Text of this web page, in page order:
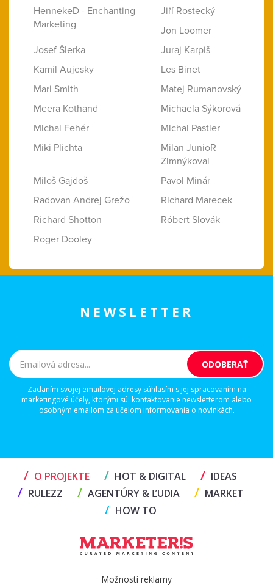
HennekeD - Enchanting
Marketing
Jiří Rostecký
Jon Loomer
Josef Šlerka
Juraj Karpiš
Kamil Aujesky
Les Binet
Mari Smith
Matej Rumanovský
Meera Kothand
Michaela Sýkorová
Michal Fehér
Michal Pastier
Miki Plichta
Milan JunioR
Zimnýkoval
Miloš Gajdoš
Pavol Minár
Radovan Andrej Grežo
Richard Marecek
Richard Shotton
Róbert Slovák
Roger Dooley
NEWSLETTER
Zadaním svojej emailovej adresy súhlasím s jej spracovaním na
marketingové účely, ktorými sú: kontaktovanie newsletterom alebo
osobným emailom za účelom informovania o novinkách.
/ O PROJEKTE / HOT & DIGITAL / IDEAS
/ RULEZZ / AGENTÚRY & ĽUDIA / MARKET
/ HOW TO
Možnosti reklamy